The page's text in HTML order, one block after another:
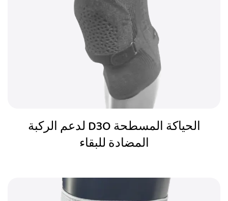
الحياكة المسطحة D3O لدعم الركبة
المضادة للبقاء